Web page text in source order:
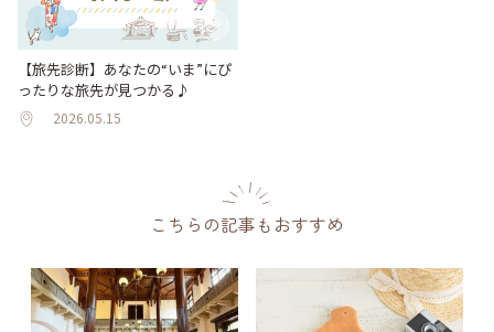
【旅先診断】あなたの“いま”にぴ
ったりな旅先が見つかる♪
2026.05.15
こちらの記事もおすすめ